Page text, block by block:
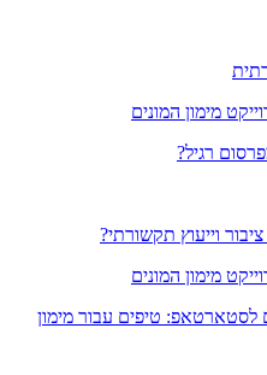
רגיל?
וייעוץ תקשורתי?
לסטארטאפ: טיפים עבור מימון